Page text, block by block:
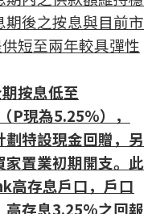
後之按息與目前市
短至兩年較具彈性
按息低至
P現為5.25%），
特設現金回贈，另
置業初期開支。此
存息戶口，戶口
存息3.25%之回報